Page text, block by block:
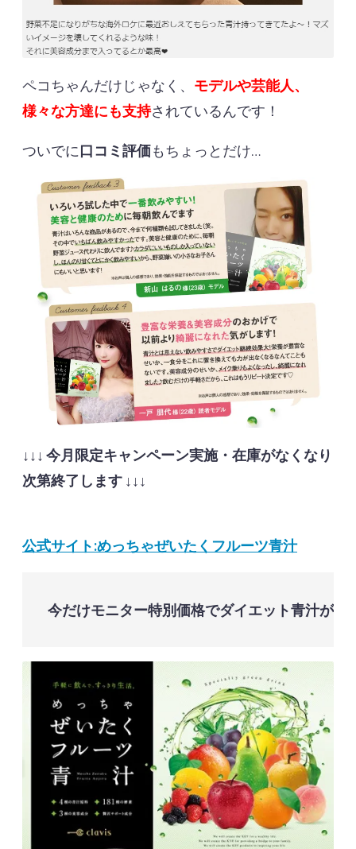
ペコちゃんだけじゃなく、 モデルや芸能人、
様々な方達にも支持されているんです！
ついでに口コミ評価もちょっとだけ…
↓↓↓ 今月限定キャンペーン実施・在庫がなくなり
次第終了します ↓↓↓
公式サイト:めっちゃぜいたくフルーツ青汁
今だけモニター特別価格でダイエット青汁が試